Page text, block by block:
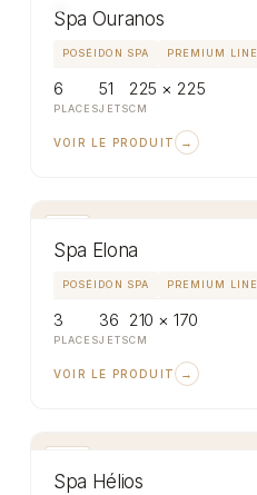
Spa Ouranos
POSÉIDON SPA PREMIUM LINE
6
PLACES
51
JETS
225 × 225
CM
VOIR LE PRODUIT →
Spa Elona
POSÉIDON SPA PREMIUM LINE
3
PLACES
36
JETS
210 × 170
CM
VOIR LE PRODUIT →
Spa Hélios